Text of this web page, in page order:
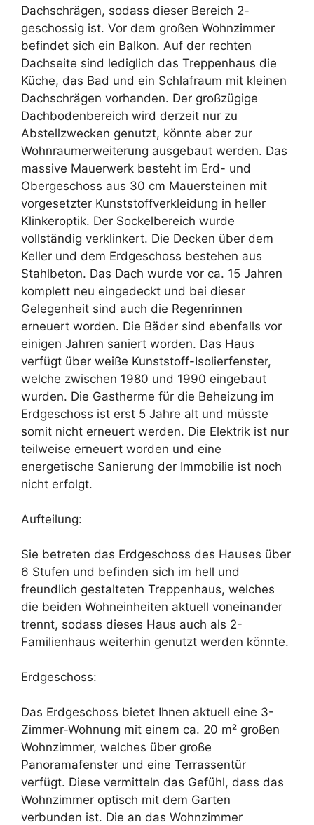
Dachschrägen, sodass dieser Bereich 2-
geschossig ist. Vor dem großen Wohnzimmer
befindet sich ein Balkon. Auf der rechten
Dachseite sind lediglich das Treppenhaus die
Küche, das Bad und ein Schlafraum mit kleinen
Dachschrägen vorhanden. Der großzügige
Dachbodenbereich wird derzeit nur zu
Abstellzwecken genutzt, könnte aber zur
Wohnraumerweiterung ausgebaut werden. Das
massive Mauerwerk besteht im Erd- und
Obergeschoss aus 30 cm Mauersteinen mit
vorgesetzter Kunststoffverkleidung in heller
Klinkeroptik. Der Sockelbereich wurde
vollständig verklinkert. Die Decken über dem
Keller und dem Erdgeschoss bestehen aus
Stahlbeton. Das Dach wurde vor ca. 15 Jahren
komplett neu eingedeckt und bei dieser
Gelegenheit sind auch die Regenrinnen
erneuert worden. Die Bäder sind ebenfalls vor
einigen Jahren saniert worden. Das Haus
verfügt über weiße Kunststoff-Isolierfenster,
welche zwischen 1980 und 1990 eingebaut
wurden. Die Gastherme für die Beheizung im
Erdgeschoss ist erst 5 Jahre alt und müsste
somit nicht erneuert werden. Die Elektrik ist nur
teilweise erneuert worden und eine
energetische Sanierung der Immobilie ist noch
nicht erfolgt.
Aufteilung:
Sie betreten das Erdgeschoss des Hauses über
6 Stufen und befinden sich im hell und
freundlich gestalteten Treppenhaus, welches
die beiden Wohneinheiten aktuell voneinander
trennt, sodass dieses Haus auch als 2-
Familienhaus weiterhin genutzt werden könnte.
Erdgeschoss:
Das Erdgeschoss bietet Ihnen aktuell eine 3-
Zimmer-Wohnung mit einem ca. 20 m² großen
Wohnzimmer, welches über große
Panoramafenster und eine Terrassentür
verfügt. Diese vermitteln das Gefühl, dass das
Wohnzimmer optisch mit dem Garten
verbunden ist. Die an das Wohnzimmer